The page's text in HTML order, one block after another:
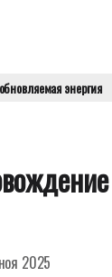
энергия
2025